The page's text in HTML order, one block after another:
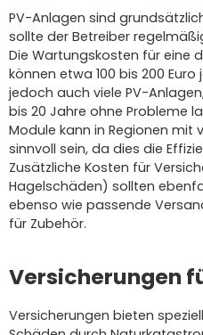
PV-Anlagen sind
sollte der Betreiber
Die Wartungskosten für eine
können etwa 100 bis 200
jedoch auch viele PV-
bis 20 Jahre ohne Probleme
Module kann in Regionen mit
sinnvoll sein, da dies die
Zusätzliche Kosten für
Hagelschäden) sollten
ebenso wie passende
für Zubehör.
Versicherungen
Versicherungen bieten